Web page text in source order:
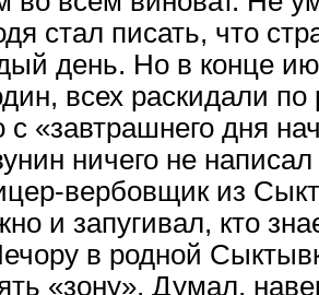
стал писать, что
день. Но в конце
всех раскидали
с «завтрашнего дня
ничего не
вербовщик из
и запугивал, кто
в родной
«зону». Думал,